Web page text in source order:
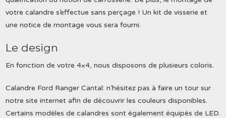
votre calandre s’effectue sans perçage ! Un kit de visserie et
une notice de montage vous sera fourni.
Le design
En fonction de votre 4×4, nous disposons de plusieurs coloris.
Calandre Ford Ranger Cantal: n’hésitez pas à faire un tour sur
notre site internet afin de découvrir les couleurs disponibles.
Certains modèles de calandres sont également équipés de LED.